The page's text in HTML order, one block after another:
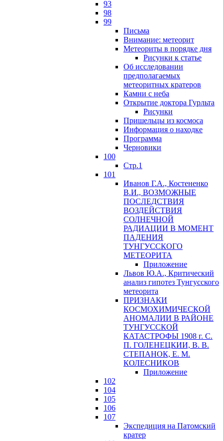
93
98
99
Письма
Внимание: метеорит
Метеориты в порядке дня
Рисунки к статье
Об исследовании
предполагаемых
метеоритных кратеров
Камни с неба
Открытие доктора Гурльта
Рисунки
Пришельцы из космоса
Информация о находке
Программа
Черновики
100
Стр.1
101
Иванов Г.А., Костененко
В.И., ВОЗМОЖНЫЕ
ПОСЛЕДСТВИЯ
ВОЗДЕЙСТВИЯ
СОЛНЕЧНОЙ
РАДИАЦИИ В МОМЕНТ
ПАДЕНИЯ
ТУНГУССКОГО
MЕТЕОРИТА
Приложение
Львов Ю.A., Критический
анализ гипотез Тунгусского
метеорита
ПРИЗНАКИ
КОСМОХИМИЧЕСКОЙ
АНОМАЛИИ В РАЙОНЕ
ТУНГУССКОЙ
КАТАСТРОФЫ 1908 г. С.
П. ГОЛЕНЕЦКИИ, В. В.
СТЕПАНОК, Е. М.
КОЛЕСНИКОВ
Приложение
102
104
105
106
107
Экспедиция на Патомский
кратер